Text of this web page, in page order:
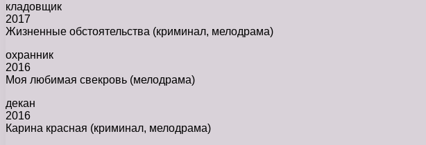
кладовщик
2017
Жизненные обстоятельства (криминал, мелодрама)
охранник
2016
Моя любимая свекровь (мелодрама)
декан
2016
Карина красная (криминал, мелодрама)